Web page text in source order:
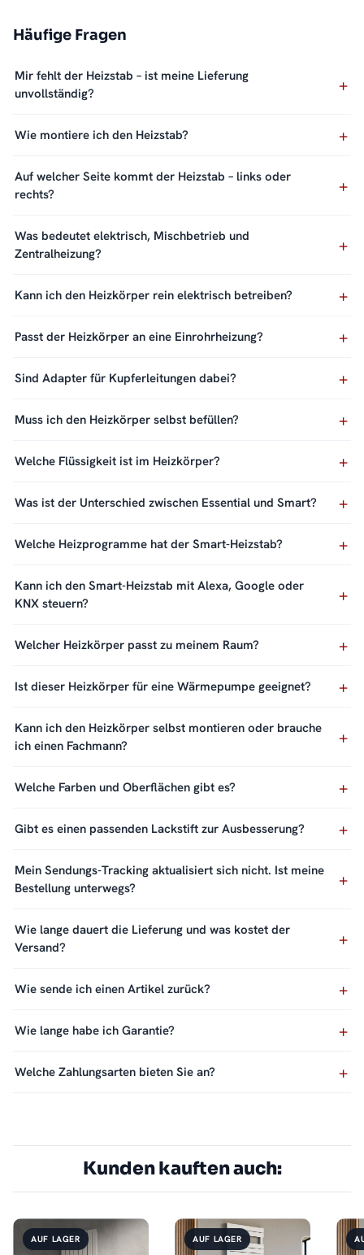
Häufige Fragen
Mir fehlt der Heizstab – ist meine Lieferung
unvollständig?
Wie montiere ich den Heizstab?
Auf welcher Seite kommt der Heizstab – links oder
rechts?
Was bedeutet elektrisch, Mischbetrieb und
Zentralheizung?
Kann ich den Heizkörper rein elektrisch betreiben?
Passt der Heizkörper an eine Einrohrheizung?
Sind Adapter für Kupferleitungen dabei?
Muss ich den Heizkörper selbst befüllen?
Welche Flüssigkeit ist im Heizkörper?
Was ist der Unterschied zwischen Essential und Smart?
Welche Heizprogramme hat der Smart-Heizstab?
Kann ich den Smart-Heizstab mit Alexa, Google oder
KNX steuern?
Welcher Heizkörper passt zu meinem Raum?
Ist dieser Heizkörper für eine Wärmepumpe geeignet?
Kann ich den Heizkörper selbst montieren oder brauche
ich einen Fachmann?
Welche Farben und Oberflächen gibt es?
Gibt es einen passenden Lackstift zur Ausbesserung?
Mein Sendungs-Tracking aktualisiert sich nicht. Ist meine
Bestellung unterwegs?
Wie lange dauert die Lieferung und was kostet der
Versand?
Wie sende ich einen Artikel zurück?
Wie lange habe ich Garantie?
Welche Zahlungsarten bieten Sie an?
Kunden kauften auch:
AUF LAGER AUF LAGER